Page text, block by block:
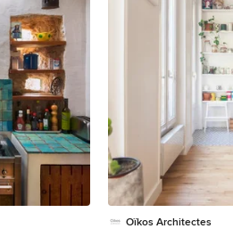
Oïkos Architectes